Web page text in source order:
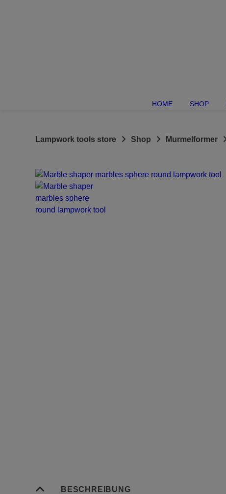
HOME SHOP
Lampwork tools store Shop Murmelformer
BESCHREIBUNG